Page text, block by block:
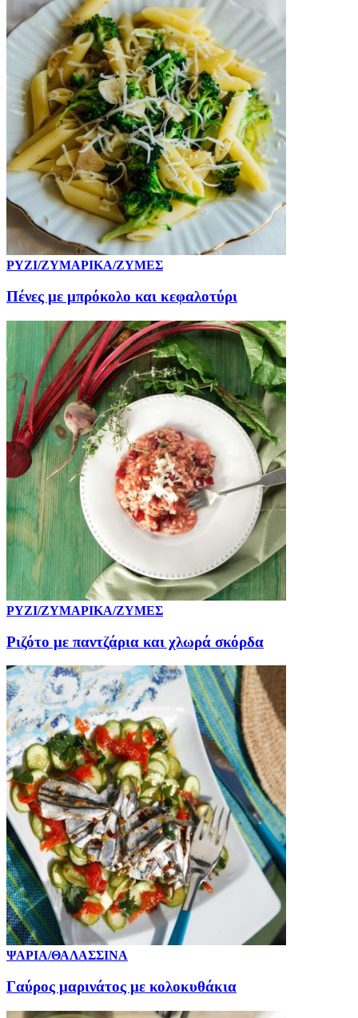
ΡΥΖΙ/ΖΥΜΑΡΙΚΑ/ΖΥΜΕΣ
Πένες με μπρόκολο και κεφαλοτύρι
ΡΥΖΙ/ΖΥΜΑΡΙΚΑ/ΖΥΜΕΣ
Ριζότο με παντζάρια και χλωρά σκόρδα
ΨΑΡΙΑ/ΘΑΛΑΣΣΙΝΑ
Γαύρος μαρινάτος με κολοκυθάκια